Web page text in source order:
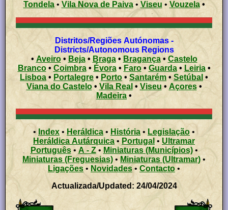
Tondela• Vila Nova de Paiva• Viseu • Vouzela •
Distritos/Regiões Autónomas -
Districts/Autonomous Regions
• Aveiro• Beja• Braga• Bragança•Castelo
Branco• Coimbra• Évora•Faro• Guarda• Leiria•
Lisboa • Portalegre • Porto • Santarém • Setúbal •
Viana do Castelo• Vila Real • Viseu• Açores •
Madeira •
• Index • Heráldica • História • Legislação •
Heráldica Autárquica• Portugal • Ultramar
Português•A - Z• Miniaturas (Municípios)•
Miniaturas (Freguesias) •Miniaturas (Ultramar)•
Ligações• Novidades• Contacto •
Actualizada/Updated: 24/04/2024